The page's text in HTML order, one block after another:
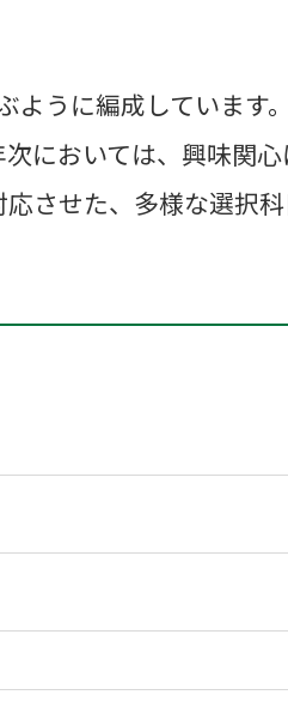
ように編成していま
においては、興味関
させた、多様な選択